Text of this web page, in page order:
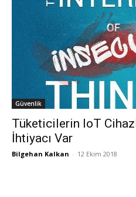
Güvenlik
Tüketicilerin IoT
İhtiyacı Var
Bilgehan Kalkan - 12 Ekim 2018